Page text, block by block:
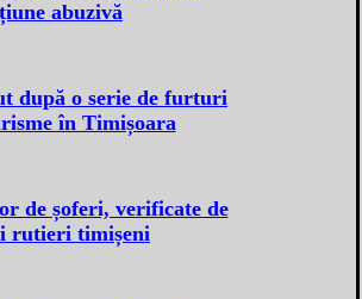
abuzivă
după o serie de furturi
în Timișoara
de șoferi, verificate de
rutieri timișeni